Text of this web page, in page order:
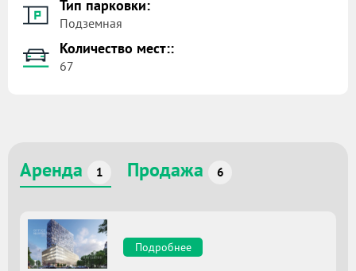
Тип парковки:
Подземная
Количество мест::
67
Аренда 1 Продажа 6
Подробнее